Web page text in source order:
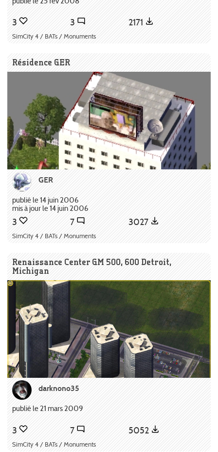
3 3 2171
SimCity 4 / BATs / Monuments
Résidence GER
GER
publié le 14 juin 2006
mis à jour le 14 juin 2006
3 7 3027
SimCity 4 / BATs / Monuments
Renaissance Center GM 500, 600 Detroit,
Michigan
darknono35
publié le 21 mars 2009
3 7 5052
SimCity 4 / BATs / Monuments